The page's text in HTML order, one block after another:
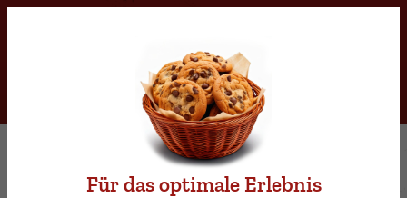
Pizza-Fleischkäse im Stück
Für das optimale Erlebnis